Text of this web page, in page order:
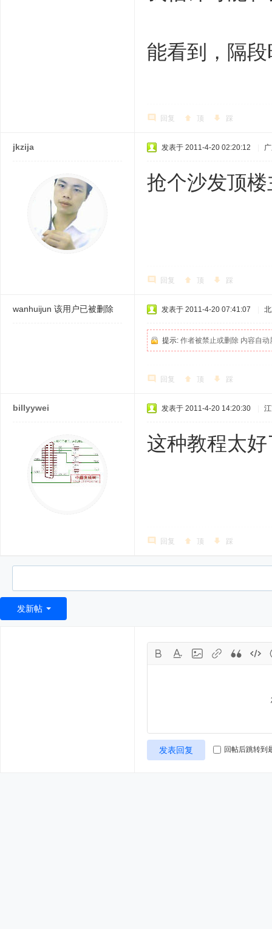
能看到，隔
回复 顶 踩
jkzija 发表于 2011-4-20 02:20:12
抢个沙发顶
回复 顶 踩
wanhuijun 该用户已被删除 发表于 2011-4-20 07:41:07
提示: 作者被禁止或删除 内容自动
回复 顶 踩
billyywei 发表于 2011-4-20 14:20:30
这种教程太
回复 顶 踩
发新帖
发表回复 回帖后跳转到